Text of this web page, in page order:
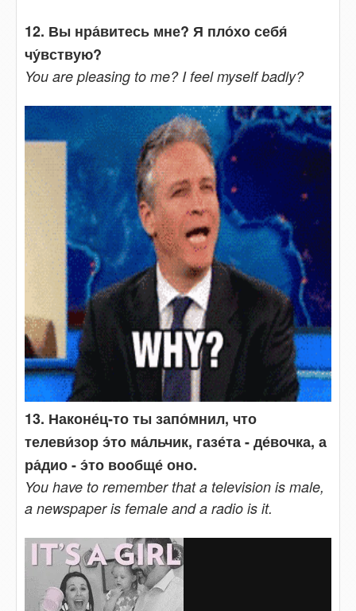
12. Вы нра́витесь мне? Я пло́хо себя́
чу́вствую?
You are pleasing to me? I feel myself badly?
13. Наконе́ц-то ты запо́мнил, что
телеви́зор э́то ма́льчик, газе́та - де́вочка, а
ра́дио - э́то вообще́ оно.
You have to remember that a television is male,
a newspaper is female and a radio is it.